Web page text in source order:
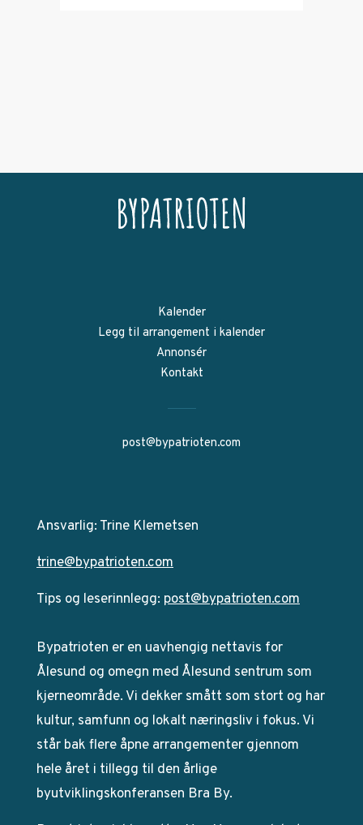
Kalender
Legg til arrangement i kalender
Annonsér
Kontakt
post@bypatrioten.com
Ansvarlig: Trine Klemetsen
trine@bypatrioten.com
Tips og leserinnlegg: post@bypatrioten.com
Bypatrioten er en uavhengig nettavis for
Ålesund og omegn med Ålesund sentrum som
kjerneområde. Vi dekker smått som stort og har
kultur, samfunn og lokalt næringsliv i fokus. Vi
står bak flere åpne arrangementer gjennom
hele året i tillegg til den årlige
byutviklingskonferansen Bra By.